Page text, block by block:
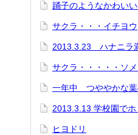
踊子のようなかわい
サクラ・・・イチヨウ
2013.3.23 ハナニラ
サクラ・・・・・ソ
一年中 つややかな
2013.3.13 学校園で
ヒヨドリ